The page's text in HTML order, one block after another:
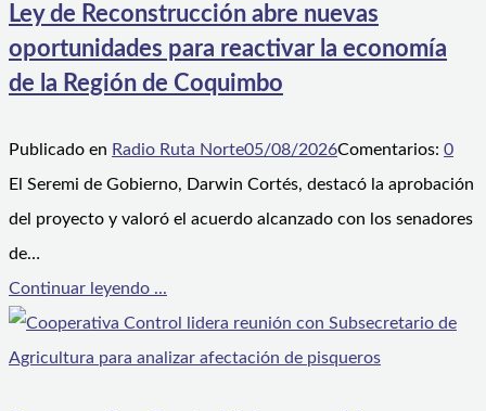
Ley de Reconstrucción abre nuevas
oportunidades para reactivar la economía
de la Región de Coquimbo
Publicado en Radio Ruta Norte05/08/2026Comentarios: 0
El Seremi de Gobierno, Darwin Cortés, destacó la aprobación
del proyecto y valoró el acuerdo alcanzado con los senadores
de…
Continuar leyendo ...